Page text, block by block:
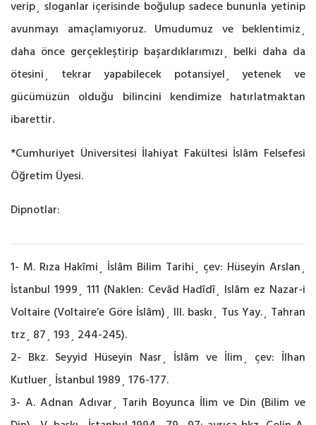
verip¸ sloganlar içerisinde boğulup sadece bununla yetinip
avunmayı amaçlamıyoruz. Umudumuz ve beklentimiz¸
daha önce gerçekleştirip başardıklarımızı¸ belki daha da
ötesini¸ tekrar yapabilecek potansiyel¸ yetenek ve
gücümüzün olduğu bilincini kendimize hatırlatmaktan
ibarettir.
*Cumhuriyet Üniversitesi İlahiyat Fakültesi İslâm Felsefesi
Öğretim Üyesi.
Dipnotlar:
1- M. Rıza Hakîmi¸ İslâm Bilim Tarihi¸ çev: Hüseyin Arslan¸
İstanbul 1999¸ 111 (Naklen: Cevâd Hadîdî¸ Islâm ez Nazar-i
Voltaire (Voltaire’e Göre İslâm)¸ III. baskı¸ Tus Yay.¸ Tahran
trz¸ 87¸ 193¸ 244-245).
2- Bkz. Seyyid Hüseyin Nasr¸ İslâm ve İlim¸ çev: İlhan
Kutluer¸ İstanbul 1989¸ 176-177.
3- A. Adnan Adıvar¸ Tarih Boyunca İlim ve Din (Bilim ve